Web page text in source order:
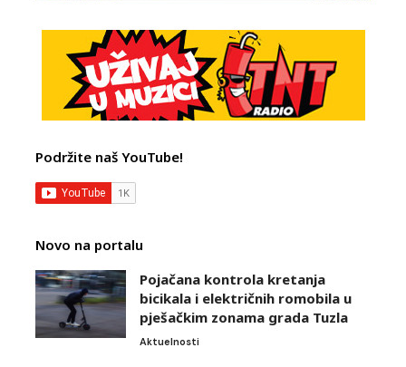
Podržite naš YouTube!
Novo na portalu
Pojačana kontrola kretanja
bicikala i električnih romobila u
pješačkim zonama grada Tuzla
Aktuelnosti